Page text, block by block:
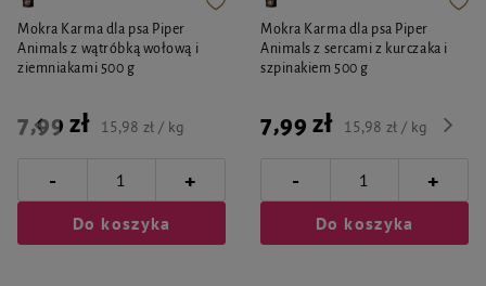
Mokra Karma dla psa Piper
Animals z wątróbką wołową i
ziemniakami 500 g
7,99 zł 15,98 zł / kg
- +
Do koszyka
Mokra Karma dla psa Piper
Animals z sercami z kurczaka i
szpinakiem 500 g
7,99 zł 15,98 zł / kg
- +
Do koszyka